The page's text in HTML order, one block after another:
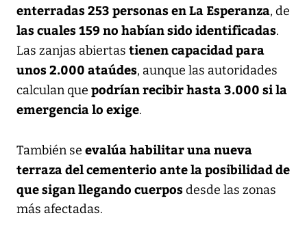
enterradas 253 personas en La Esperanza, de
las cuales 159 no habían sido identificadas.
Las zanjas abiertas tienen capacidad para
unos 2.000 ataúdes, aunque las autoridades
calculan que podrían recibir hasta 3.000 si la
emergencia lo exige.
También se evalúa habilitar una nueva
terraza del cementerio ante la posibilidad de
que sigan llegando cuerposdesde las zonas
más afectadas.